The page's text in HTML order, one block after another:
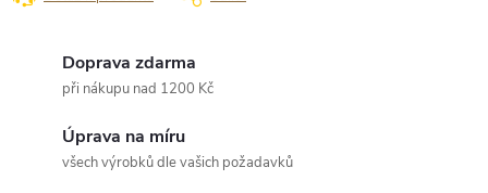
Doprava zdarma
při nákupu nad 1200 Kč
Úprava na míru
všech výrobků dle vašich požadavků